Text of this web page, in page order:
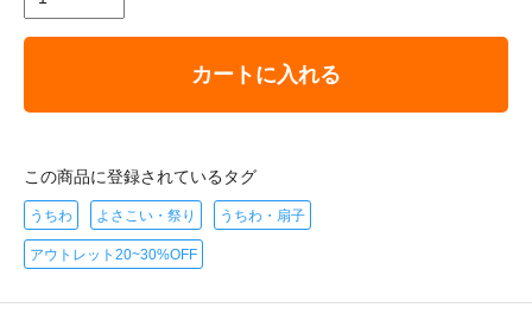
カートに入れる
この商品に登録されているタグ
うちわ よさこい・祭り うちわ・扇子
アウトレット20~30%OFF